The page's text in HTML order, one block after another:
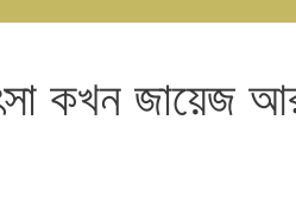
কখন জায়েজ